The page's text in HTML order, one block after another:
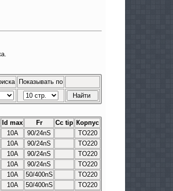
Показывать по
Id max Fr Cc tip Корпус
10A 90/24nS
TO220
10A 90/24nS
TO220
10A 90/24nS
TO220
10A 90/24nS
TO220
10A 50/400nS
TO220
10A 50/400nS
TO220